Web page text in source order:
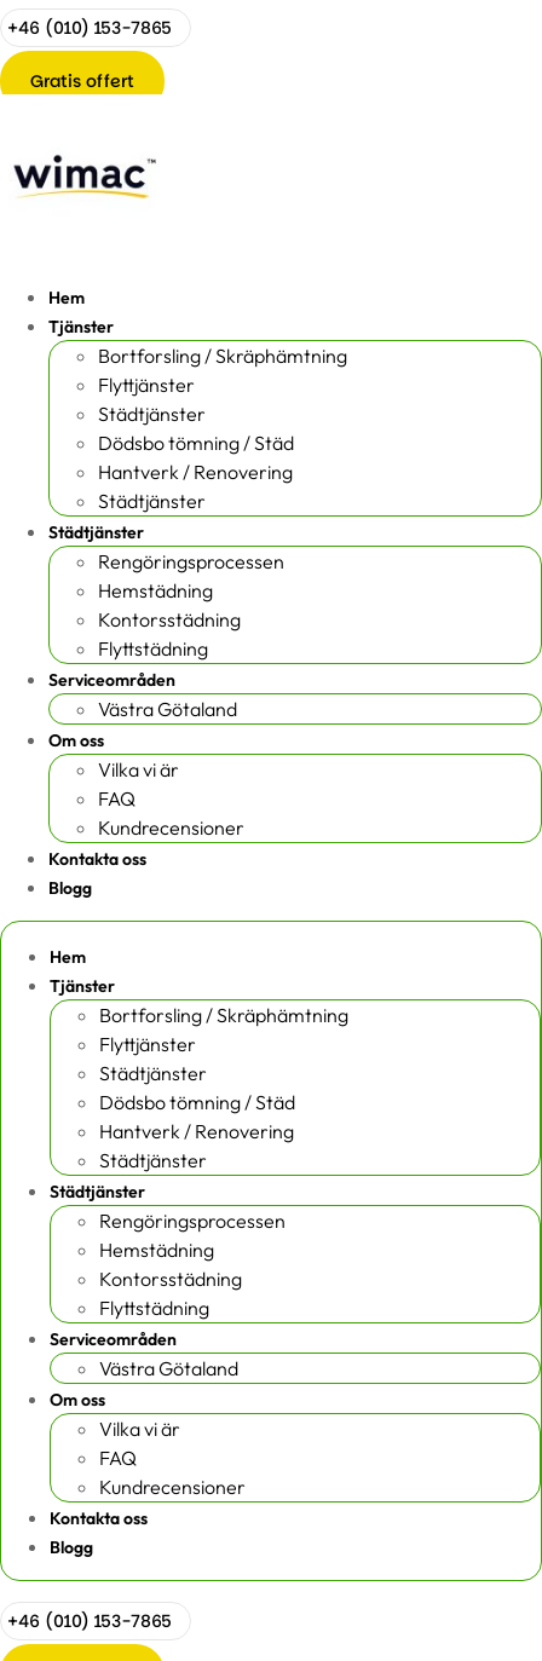
+46 (010) 153-7865
Gratis offert
Hem
Tjänster
Bortforsling / Skräphämtning
Flyttjänster
Städtjänster
Dödsbo tömning / Städ
Hantverk / Renovering
Städtjänster
Städtjänster
Rengöringsprocessen
Hemstädning
Kontorsstädning
Flyttstädning
Serviceområden
Västra Götaland
Om oss
Vilka vi är
FAQ
Kundrecensioner
Kontakta oss
Blogg
Hem
Tjänster
Bortforsling / Skräphämtning
Flyttjänster
Städtjänster
Dödsbo tömning / Städ
Hantverk / Renovering
Städtjänster
Städtjänster
Rengöringsprocessen
Hemstädning
Kontorsstädning
Flyttstädning
Serviceområden
Västra Götaland
Om oss
Vilka vi är
FAQ
Kundrecensioner
Kontakta oss
Blogg
+46 (010) 153-7865